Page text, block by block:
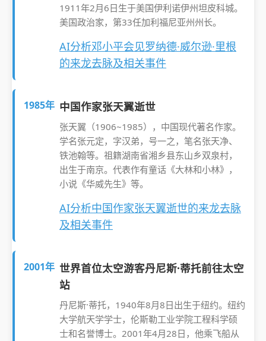
1911年2月6日生于美国伊利诺伊州坦皮科城。
美国政治家，第33任加利福尼亚州州长。
AI分析邓小平会见罗纳德·威尔逊·里根
的来龙去脉及相关事件
1985年 中国作家张天翼逝世
张天翼（1906~1985），中国现代著名作家。
学名张元定，字汉弟，号一之，笔名张天净、
铁池翰等。祖籍湖南省湘乡县东山乡双泉村，
出生于南京。代表作有童话《大林和小林》，
小说《华威先生》等。
AI分析中国作家张天翼逝世的来龙去脉
及相关事件
2001年 世界首位太空游客丹尼斯·蒂托前往太空
站
丹尼斯·蒂托，1940年8月8日出生于纽约。纽约
大学航天学学士，伦斯勒工业学院工程科学硕
士和名誉博士。2001年4月28日，他乘飞船从